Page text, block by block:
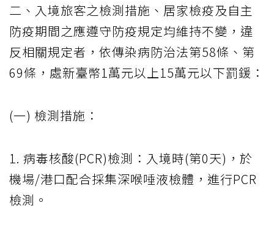
二、入境旅客之檢測措施、居家檢疫及自主
防疫期間之應遵守防疫規定均維持不變，違
反相關規定者，依傳染病防治法第58條、第
69條，處新臺幣1萬元以上15萬元以下罰鍰：
(一) 檢測措施：
1. 病毒核酸(PCR)檢測：入境時(第0天)，於
機場/港口配合採集深喉唾液檢體，進行PCR
檢測。